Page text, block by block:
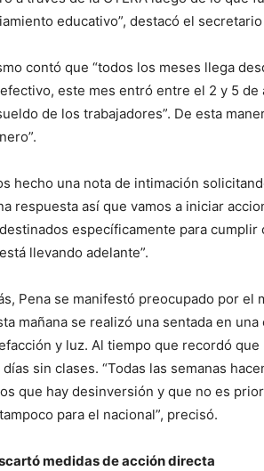
educativo”, destacó el
contó que “todos los meses llega
este mes entró entre el 2 y 5
de los trabajadores”. De esta
hecho una nota de intimación
respuesta así que vamos a iniciar
específicamente para
llevando adelante”.
Pena se manifestó preocupado por
mañana se realizó una sentada en
y luz. Al tiempo que recordó
sin clases. “Todas las semanas
que hay desinversión y que no es
para el nacional”, precisó.
medidas de acción directa